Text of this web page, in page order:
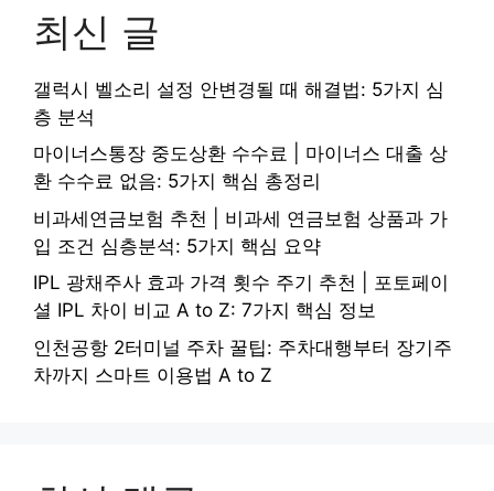
최신 글
갤럭시 벨소리 설정 안변경될 때 해결법: 5가지 심
층 분석
마이너스통장 중도상환 수수료 | 마이너스 대출 상
환 수수료 없음: 5가지 핵심 총정리
비과세연금보험 추천 | 비과세 연금보험 상품과 가
입 조건 심층분석: 5가지 핵심 요약
IPL 광채주사 효과 가격 횟수 주기 추천 | 포토페이
셜 IPL 차이 비교 A to Z: 7가지 핵심 정보
인천공항 2터미널 주차 꿀팁: 주차대행부터 장기주
차까지 스마트 이용법 A to Z